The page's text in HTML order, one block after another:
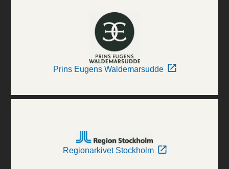
Prins Eugens Waldemarsudde
Regionarkivet Stockholm